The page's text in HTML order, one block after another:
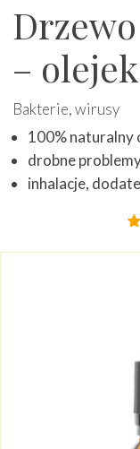
–
Bakterie, wirusy
100% naturalny
drobne
inhalacje,